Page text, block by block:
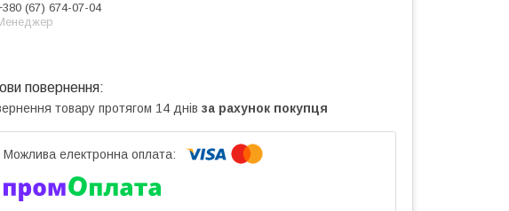
(67) 674-07-04
товару протягом 14 днів за рахунок покупця